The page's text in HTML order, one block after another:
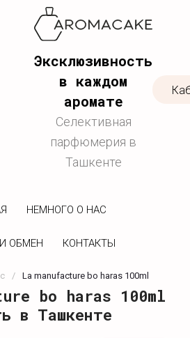
Эксклюзивность
в каждом
аромате
Селективная
парфюмерия в
Ташкенте
НЕМНОГО О НАС
ОБМЕН КОНТАКТЫ
/ La manufacture bo haras 100ml
bo haras 100ml
в Ташкенте